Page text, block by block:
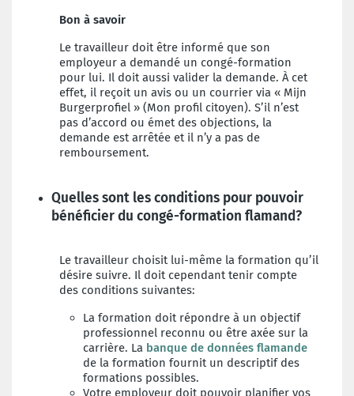
Bon à savoir
Le travailleur doit être informé que son
employeur a demandé un congé-formation
pour lui. Il doit aussi valider la demande. À cet
effet, il reçoit un avis ou un courrier via « Mijn
Burgerprofiel » (Mon profil citoyen). S’il n’est
pas d’accord ou émet des objections, la
demande est arrêtée et il n’y a pas de
remboursement.
Quelles sont les conditions pour pouvoir
bénéficier du congé-formation flamand?
Le travailleur choisit lui-même la formation qu’il
désire suivre. Il doit cependant tenir compte
des conditions suivantes:
La formation doit répondre à un objectif
professionnel reconnu ou être axée sur la
carrière. La banque de données flamande
de la formation fournit un descriptif des
formations possibles.
Votre employeur doit pouvoir planifier vos